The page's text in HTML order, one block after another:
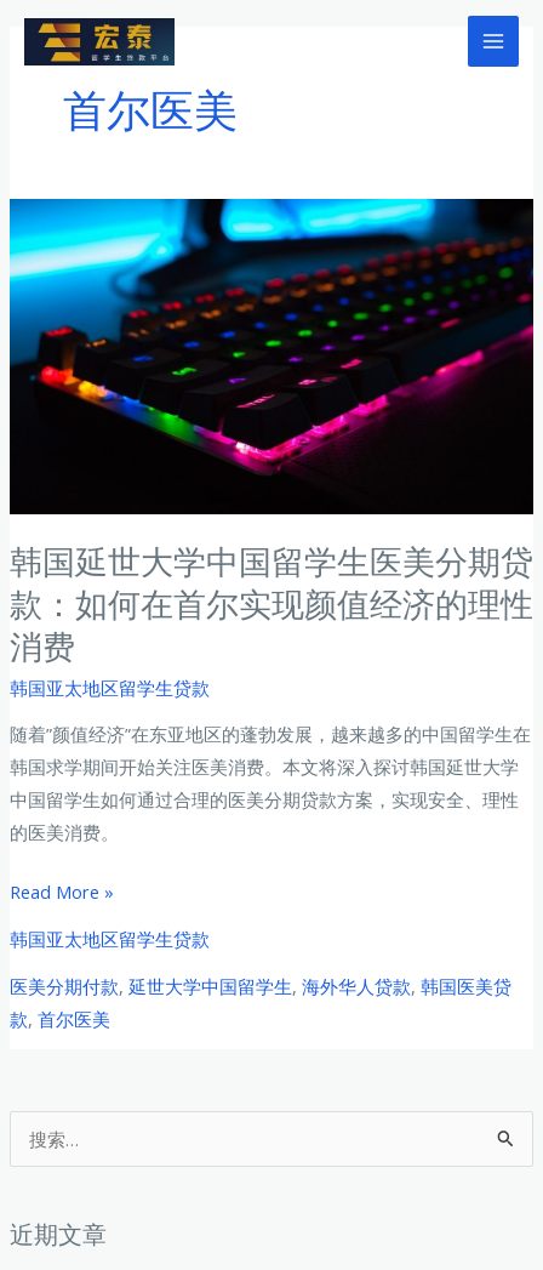
Main
索
近期文章
首尔医美
韩国延世大学中国留学生医美分期贷
款：如何在首尔实现颜值经济的理性
消费
韩国亚太地区留学生贷款
随着”颜值经济”在东亚地区的蓬勃发展，越来越多的中国留学生在
韩国求学期间开始关注医美消费。本文将深入探讨韩国延世大学
中国留学生如何通过合理的医美分期贷款方案，实现安全、理性
的医美消费。
韩
延
世
大
国
生
医
Read More »
韩国亚太地区留学生贷款
医美分期付款, 延世大学中国留学生, 海外华人贷款, 韩国医美贷
款, 首尔医美